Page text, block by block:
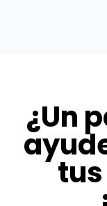
¿Un